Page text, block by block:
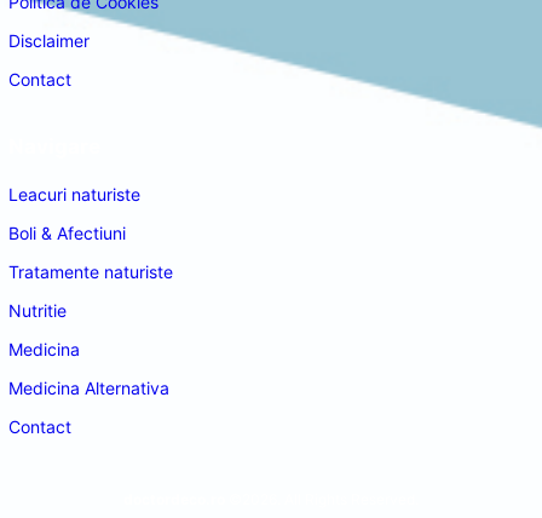
Disclaimer
Contact
Leacuri naturiste
Boli & Afectiuni
Tratamente naturiste
Nutritie
Medicina
Medicina Alternativa
Contact